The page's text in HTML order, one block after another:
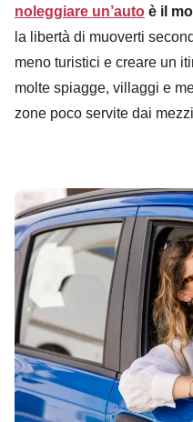
noleggiare un’auto è il
la libertà di muoverti
meno turistici e creare un
molte spiagge, villaggi e
zone poco servite dai